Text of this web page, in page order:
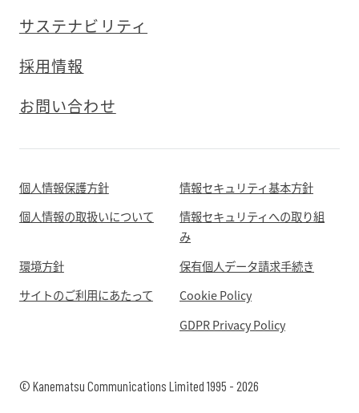
サステナビリティ
採用情報
お問い合わせ
個人情報保護方針
情報セキュリティ基本方針
個人情報の取扱いについて
情報セキュリティへの取り組
み
環境方針
保有個人データ請求手続き
サイトのご利用にあたって
Cookie Policy
GDPR Privacy Policy
© Kanematsu Communications Limited 1995 - 2026